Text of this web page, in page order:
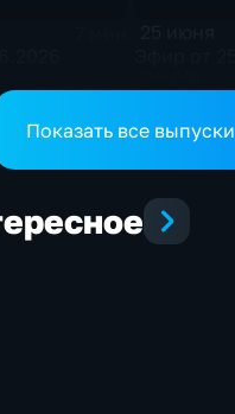
Показать все выпуски